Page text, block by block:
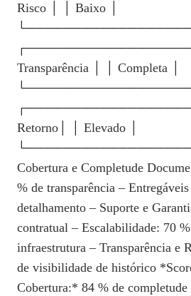
Risco │ │ Baixo │
Transparência │ │ Completa │
Retorno│ │ Elevado │
Cobertura e Completude
% de transparência –
detalhamento – Suporte e
contratual – Escalabilidade: 70
infraestrutura – Transparência e
de visibilidade de histórico
Cobertura:* 84 % de completude